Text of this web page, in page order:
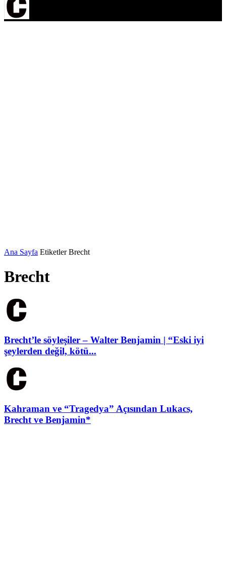
Ana Sayfa Etiketler Brecht
Brecht
Brecht’le söyleşiler – Walter Benjamin | “Eski iyi
şeylerden değil, kötü...
Kahraman ve “Tragedya” Açısından Lukacs,
Brecht ve Benjamin*